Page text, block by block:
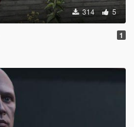
314 5
1